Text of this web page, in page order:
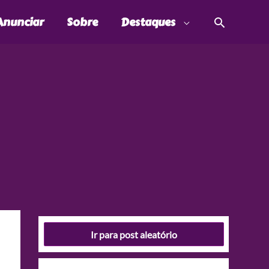
Sobre Destaques
Ir para post aleatório